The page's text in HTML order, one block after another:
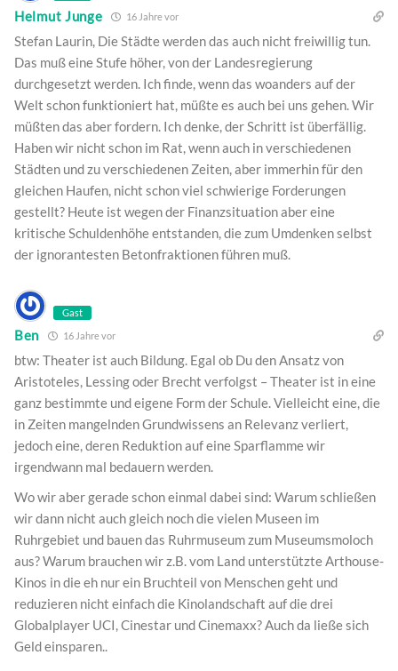
Helmut Junge 16 Jahre vor
Stefan Laurin, Die Städte werden das auch nicht freiwillig tun.
Das muß eine Stufe höher, von der Landesregierung
durchgesetzt werden. Ich finde, wenn das woanders auf der
Welt schon funktioniert hat, müßte es auch bei uns gehen. Wir
müßten das aber fordern. Ich denke, der Schritt ist überfällig.
Haben wir nicht schon im Rat, wenn auch in verschiedenen
Städten und zu verschiedenen Zeiten, aber immerhin für den
gleichen Haufen, nicht schon viel schwierige Forderungen
gestellt? Heute ist wegen der Finanzsituation aber eine
kritische Schuldenhöhe entstanden, die zum Umdenken selbst
der ignorantesten Betonfraktionen führen muß.
Gast
Ben 16 Jahre vor
btw: Theater ist auch Bildung. Egal ob Du den Ansatz von
Aristoteles, Lessing oder Brecht verfolgst – Theater ist in eine
ganz bestimmte und eigene Form der Schule. Vielleicht eine, die
in Zeiten mangelnden Grundwissens an Relevanz verliert,
jedoch eine, deren Reduktion auf eine Sparflamme wir
irgendwann mal bedauern werden.
Wo wir aber gerade schon einmal dabei sind: Warum schließen
wir dann nicht auch gleich noch die vielen Museen im
Ruhrgebiet und bauen das Ruhrmuseum zum Museumsmoloch
aus? Warum brauchen wir z.B. vom Land unterstützte Arthouse-
Kinos in die eh nur ein Bruchteil von Menschen geht und
reduzieren nicht einfach die Kinolandschaft auf die drei
Globalplayer UCI, Cinestar und Cinemaxx? Auch da ließe sich
Geld einsparen..